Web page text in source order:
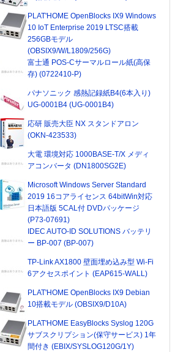
PLAT'HOME OpenBlocks IX9 Windows
10 IoT Enterprise 2019 LTSC搭載
256GBモデル
(OBSIX9/W/L1809/256G)
富士通 POS-Cサーマルロール紙(高保
存) (0722410-P)
パナソニック 感熱記録紙B4(6本入り)
UG-0001B4 (UG-0001B4)
応研 販売大臣 NX スタンドアロン
(OKN-423533)
大電 環境対応 1000BASE-T/X メディ
アコンバータ (DN1800SG2E)
Microsoft Windows Server Standard
2019 16コアライセンス 64bitWin対応
日本語版 5CAL付 DVDパッケージ
(P73-07691)
IDEC AUTO-ID SOLUTIONS バッテリ
ー BP-007 (BP-007)
TP-Link AX1800 壁面埋め込み型 Wi-Fi
6アクセスポイント (EAP615-WALL)
PLAT'HOME OpenBlocks IX9 Debian
10搭載モデル (OBSIX9/D10A)
PLAT'HOME EasyBlocks Syslog 120G
サブスクリプション(保守サービス) 1年
間付き (EBIX/SYSLOG120G/1Y)